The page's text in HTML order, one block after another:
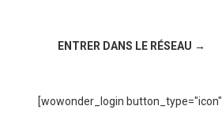
ENTRER DANS LE RÉSEAU →
[wowonder_login button_type="icon"]